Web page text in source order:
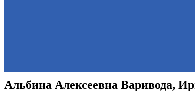
Альбина Алексеевна Варивода,